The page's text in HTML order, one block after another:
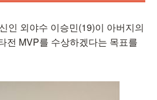
인 외야수 이승민(19)이 아버지의
전 MVP를 수상하겠다는 목표를